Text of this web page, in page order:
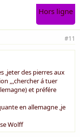
Hors ligne
#11
,jeter des pierres aux
,,,chercher á tuer
et préfére
en allemagne ,je
Wolff